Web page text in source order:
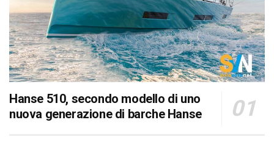
Hanse 510, secondo modello di uno
nuova generazione di barche Hanse